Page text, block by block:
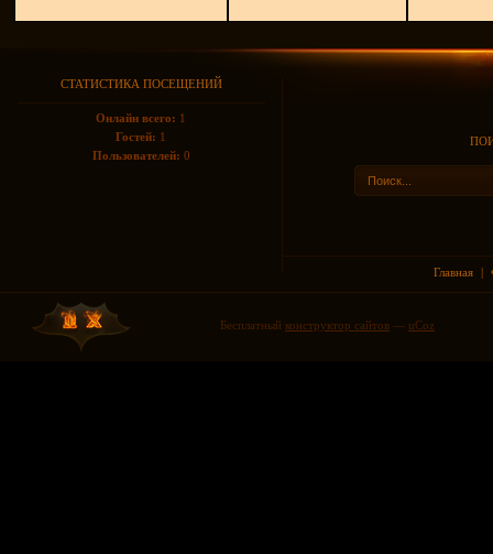
СТАТИСТИКА ПОСЕЩЕНИЙ
Онлайн всего: 1
Гостей: 1
Пользователей: 0
Главная |
Бесплатный конструктор сайтов — uCoz